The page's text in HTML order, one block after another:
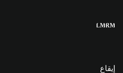
RM
LM
إيقاع